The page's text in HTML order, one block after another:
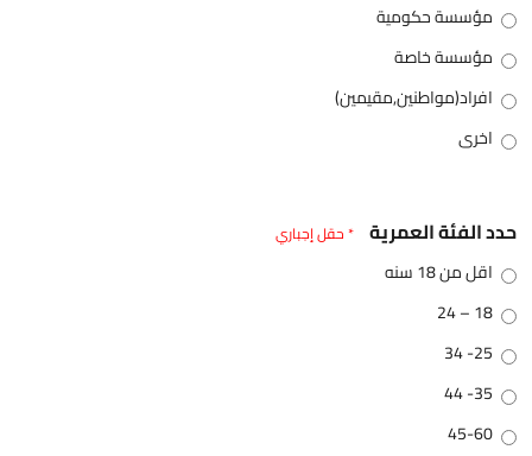
مؤسسة حكومية
مؤسسة خاصة
افراد(مواطنين,مقيمين)
اخرى
حدد الفئة العمرية * حقل إجباري
اقل من 18 سنه
18 – 24
25- 34
35- 44
45-60